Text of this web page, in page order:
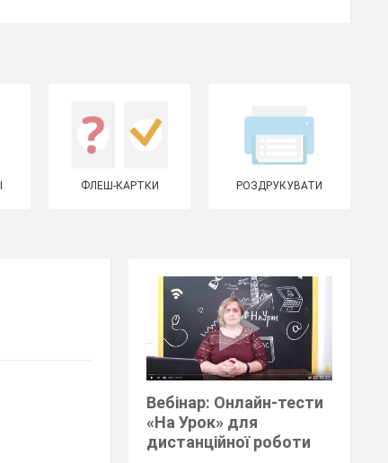
ФЛЕШ-КАРТКИ РОЗДРУКУВАТИ
Вебінар: Онлайн-тести
«На Урок» для
дистанційної роботи